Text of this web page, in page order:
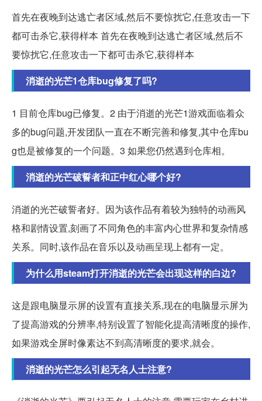
首先在夜晚到达逃亡者区域,然后不要惊扰它,任意攻击一下
都可击杀它,获得样本 首先在夜晚到达逃亡者区域,然后不
要惊扰它,任意攻击一下都可击杀它,获得样本
消逝的光芒1仓库bug修复了吗?
1 目前仓库bug已修复。2 由于消逝的光芒1游戏面临着众
多的bug问题,开发团队一直在不断完善和修复,其中仓库bu
g也是被修复的一个问题。3 如果您仍然遇到仓库相。
消逝的光芒破誓者和正中红心哪个好?
消逝的光芒破誓者好。因为该作品有着较为独特的动画风
格和剧情设置,刻画了不同角色的丰富内心世界和复杂情感
关系。同时,该作品在音乐以及动画呈现上都有一定。
为什么用steam打开消逝的光芒会出现这样的白边?
这是跟电脑显示屏的设置有直接关系,现在的电脑显示屏为
了提高游戏的分辨率,特别设置了智能化提高清晰度的操作,
如果游戏全屏时像素达不到高清晰度的要求,就会。
消逝的光芒怎么引起无名人士注意?